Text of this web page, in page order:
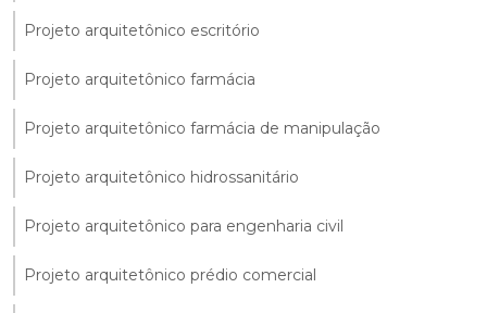
Projeto arquitetônico escritório
Projeto arquitetônico farmácia
Projeto arquitetônico farmácia de manipulação
Projeto arquitetônico hidrossanitário
Projeto arquitetônico para engenharia civil
Projeto arquitetônico prédio comercial